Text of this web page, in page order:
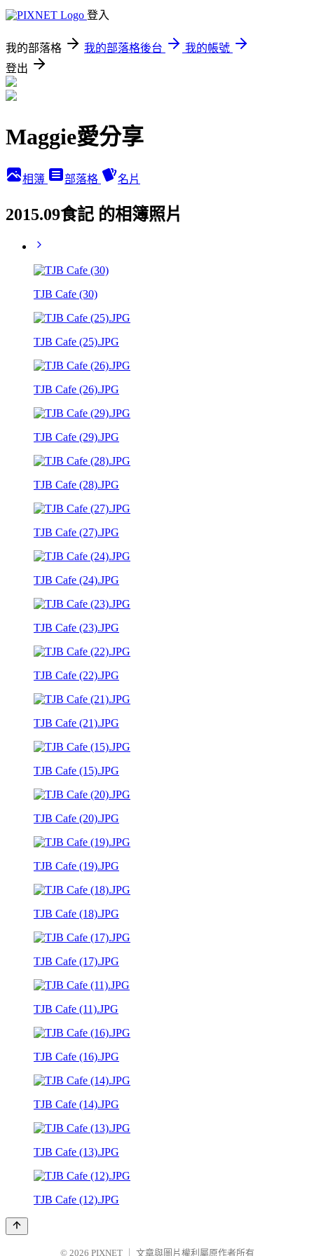
登入
我的部落格 我的部落格後台
我的帳號
登出
Maggie愛分享
相簿 部落格 名片
2015.09食記 的相簿照片
TJB Cafe (30)
TJB Cafe (25).JPG
TJB Cafe (26).JPG
TJB Cafe (29).JPG
TJB Cafe (28).JPG
TJB Cafe (27).JPG
TJB Cafe (24).JPG
TJB Cafe (23).JPG
TJB Cafe (22).JPG
TJB Cafe (21).JPG
TJB Cafe (15).JPG
TJB Cafe (20).JPG
TJB Cafe (19).JPG
TJB Cafe (18).JPG
TJB Cafe (17).JPG
TJB Cafe (11).JPG
TJB Cafe (16).JPG
TJB Cafe (14).JPG
TJB Cafe (13).JPG
TJB Cafe (12).JPG
© 2026 PIXNET 文章與圖片權利屬原作者所有